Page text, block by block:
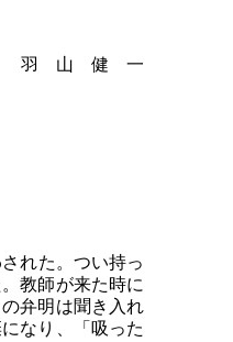
会 羽 山 健 一
れた。つい持っ
教師が来た時に
弁明は聞き入れ
なり、「吸った